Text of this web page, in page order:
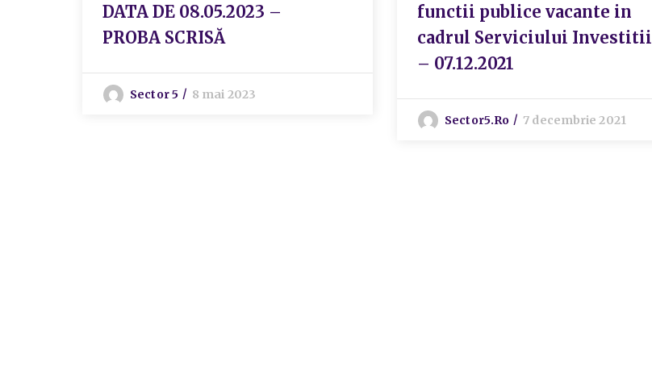
DATA DE 08.05.2023 –
PROBA SCRISĂ
Sector 5 8 mai 2023
functii publice vacante in
cadrul Serviciului Investitii
– 07.12.2021
Sector5.ro 7 decembrie 2021